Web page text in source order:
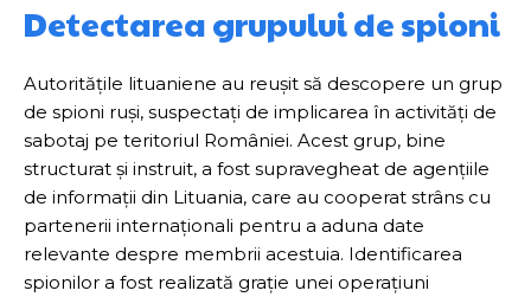
Detectarea grupului de spioni
Autoritățile lituaniene au reușit să descopere un grup
de spioni ruși, suspectați de implicarea în activități de
sabotaj pe teritoriul României. Acest grup, bine
structurat și instruit, a fost supravegheat de agențiile
de informații din Lituania, care au cooperat strâns cu
partenerii internaționali pentru a aduna date
relevante despre membrii acestuia. Identificarea
spionilor a fost realizată grație unei operațiuni